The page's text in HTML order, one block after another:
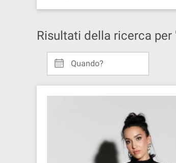
Risultati della ricerca per
Quando?